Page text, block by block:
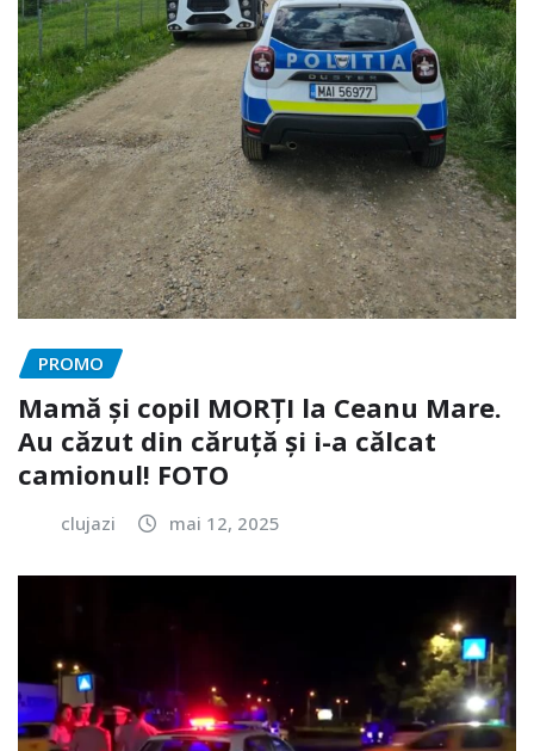
PROMO
Mamă și copil MORȚI la Ceanu Mare.
Au căzut din căruță și i-a călcat
camionul! FOTO
clujazi mai 12, 2025